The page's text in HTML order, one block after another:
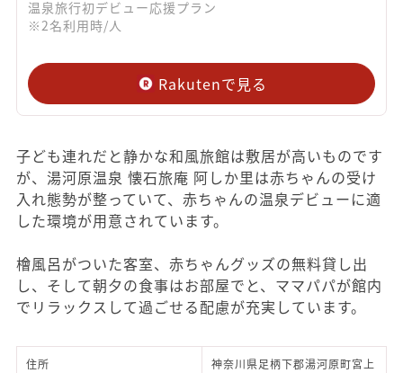
温泉旅行初デビュー応援プラン
※2名利用時/人
Rakutenで見る
子ども連れだと静かな和風旅館は敷居が高いものです
が、湯河原温泉 懐石旅庵 阿しか里は赤ちゃんの受け
入れ態勢が整っていて、赤ちゃんの温泉デビューに適
した環境が用意されています。
檜風呂がついた客室、赤ちゃんグッズの無料貸し出
し、そして朝夕の食事はお部屋でと、ママパパが館内
でリラックスして過ごせる配慮が充実しています。
住所
神奈川県足柄下郡湯河原町宮上